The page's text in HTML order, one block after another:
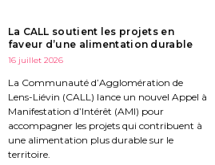
La CALL soutient les projets en
faveur d’une alimentation durable
16 juillet 2026
La Communauté d’Agglomération de
Lens-Liévin (CALL) lance un nouvel Appel à
Manifestation d’Intérêt (AMI) pour
accompagner les projets qui contribuent à
une alimentation plus durable sur le
territoire.